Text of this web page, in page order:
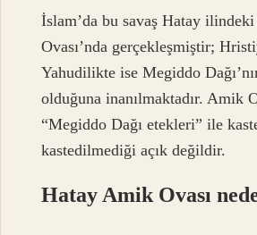
İslam’da bu savaş Hatay
Ovası’nda gerçekleşmiştir;
Yahudilikte ise Megiddo
olduğuna inanılmaktadır. Amik
“Megiddo Dağı etekleri” ile
kastedilmediği açık değildir.
Hatay Amik Ovası